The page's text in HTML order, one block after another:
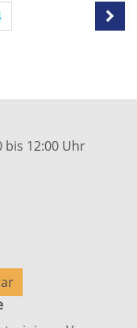
bis 12:00 Uhr